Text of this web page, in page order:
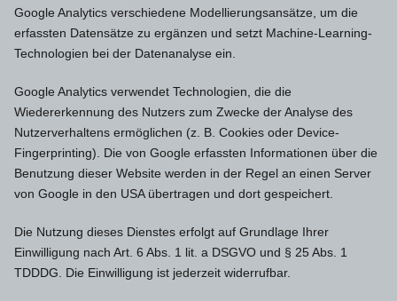
Google Analytics verschiedene Modellierungsansätze, um die
erfassten Datensätze zu ergänzen und setzt Machine-Learning-
Technologien bei der Datenanalyse ein.
Google Analytics verwendet Technologien, die die
Wiedererkennung des Nutzers zum Zwecke der Analyse des
Nutzerverhaltens ermöglichen (z. B. Cookies oder Device-
Fingerprinting). Die von Google erfassten Informationen über die
Benutzung dieser Website werden in der Regel an einen Server
von Google in den USA übertragen und dort gespeichert.
Die Nutzung dieses Dienstes erfolgt auf Grundlage Ihrer
Einwilligung nach Art. 6 Abs. 1 lit. a DSGVO und § 25 Abs. 1
TDDDG. Die Einwilligung ist jederzeit widerrufbar.